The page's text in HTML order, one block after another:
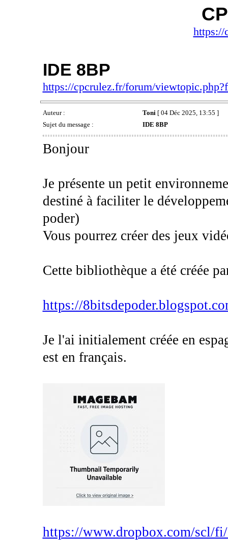
https://
IDE 8BP
https://cpcrulez.fr/forum/
Auteur : Toni[ 04 Déc 2025, 13:55 ]
Sujet du message :
IDE 8BP
Bonjour
Je présente un petit
destiné à faciliter le
poder)
Vous pourrez créer des jeux
Cette bibliothèque a été créée
https://
Je l'ai initialement créée en
est en français.
https://www.dropbox.com/scl/